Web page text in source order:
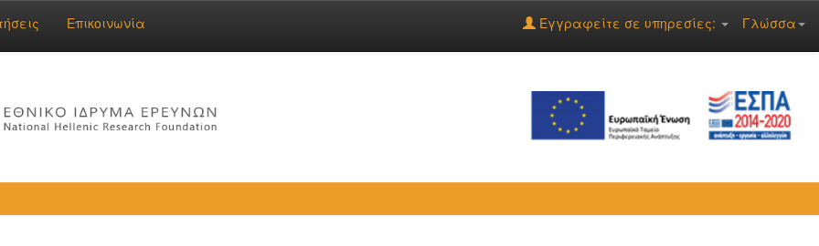
Επικοινωνία Γλώσσα
Εγγραφείτε σε υπηρεσίες: